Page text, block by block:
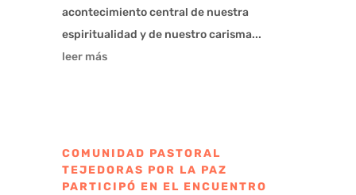
acontecimiento central de nuestra
espiritualidad y de nuestro carisma...
leer más
COMUNIDAD PASTORAL
TEJEDORAS POR LA PAZ
PARTICIPÓ EN EL ENCUENTRO